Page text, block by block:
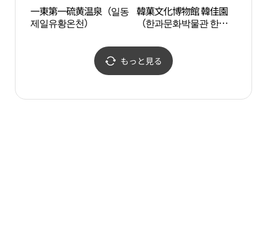
一東第一硫黄温泉（일동
제일유황온천）
韓菓文化博物館 韓佳園
（한과문화박물관 한가
もっと見る